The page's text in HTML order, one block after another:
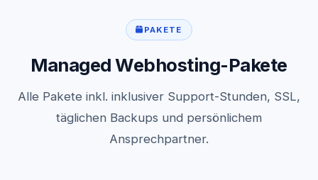
PAKETE
Managed Webhosting-Pakete
Alle Pakete inkl. inklusiver Support-Stunden, SSL,
täglichen Backups und persönlichem
Ansprechpartner.